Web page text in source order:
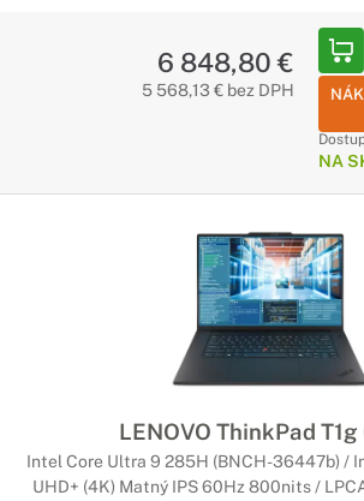
6 848,80 €
5 568,13 € bez DPH
NA
LENOVO ThinkPad
Intel Core Ultra 9 285H (BNCH-36447b) /
UHD+ (4K) Matný IPS 60Hz 800nits /